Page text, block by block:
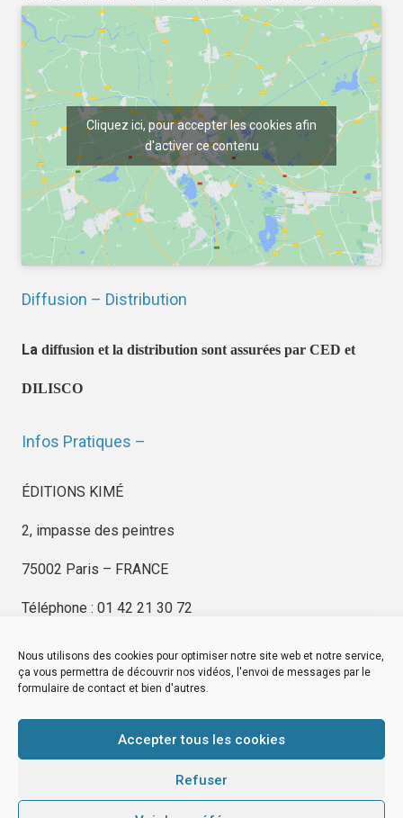
Nous utilisons des cookies pour optimiser notre site web et notre service,
ça vous permettra de découvrir nos vidéos, l'envoi de messages par le
formulaire de contact et bien d'autres.
Accepter tous les cookies
Refuser
Cliquez ici, pour accepter les cookies afin
d'activer ce contenu
Diffusion – Distribution
La diffusion et la distribution sont assurées par CED et
DILISCO
Infos Pratiques –
ÉDITIONS KIMÉ
2, impasse des peintres
75002 Paris – FRANCE
Téléphone : 01 42 21 30 72
EDITIONS KIMÉ
Mentions Légales
© byeDovel.com